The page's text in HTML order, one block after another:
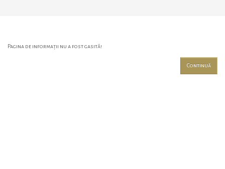
Pagina de informații nu a fost gasită!
Continuă